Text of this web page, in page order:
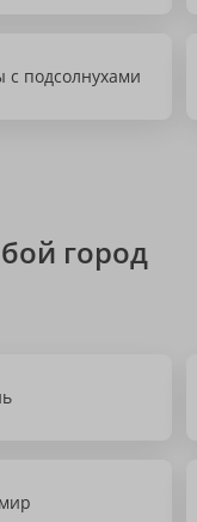
с подсолнухами
город